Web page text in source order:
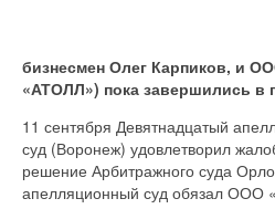
бизнесмен Олег Карпиков, и
«АТОЛЛ») пока завершились в
11 сентября Девятнадцатый
суд (Воронеж) удовлетворил
решение Арбитражного суда
апелляционный суд обязал ООО